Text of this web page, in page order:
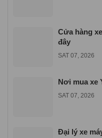
Cửa hàng
đây
SAT 07, 2026
Nơi mua xe
SAT 07, 2026
Đại lý xe